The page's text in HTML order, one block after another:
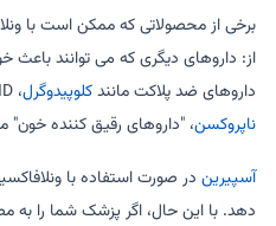
برخی از محصولاتی که ممکن است با
از: داروهای دیگری که می توانند باعث
داروهای ضد پلاکت مانندکلوپیدوگرل، NSAID ها مانند
ناپروکسن، "داروهای رقیق کننده خون"
آسپیرین در صورت استفاده با
دهد. با این حال، اگر پزشک شما را به